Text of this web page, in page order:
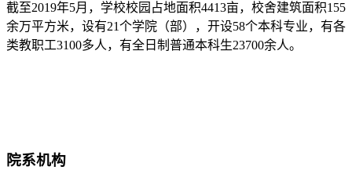
截至2019年5月，学校校园占地面积4413亩，校舍建筑面积155
余万平方米，设有21个学院（部），开设58个本科专业，有各
类教职工3100多人，有全日制普通本科生23700余人。
院系机构